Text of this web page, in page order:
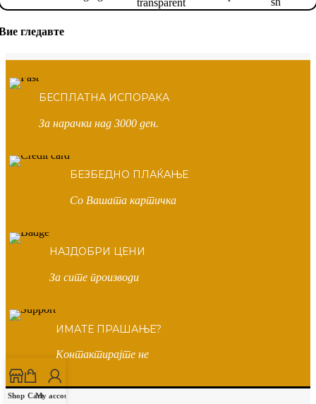
гледавте
БЕСПЛАТНА ИСПОРАКА
За нарачки над 3000 ден.
БЕЗБЕДНО ПЛАЌАЊЕ
Со Вашата картичка
НАЈДОБРИ ЦЕНИ
За сите производи
ИМАТЕ ПРАШАЊЕ?
Контактирајте не
Shop CartMy account